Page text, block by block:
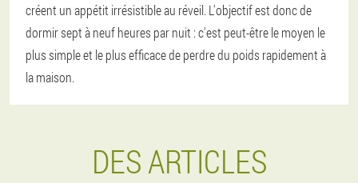
créent un appétit irrésistible au réveil. L'objectif est donc de
dormir sept à neuf heures par nuit : c'est peut-être le moyen le
plus simple et le plus efficace de perdre du poids rapidement à
la maison.
DES ARTICLES